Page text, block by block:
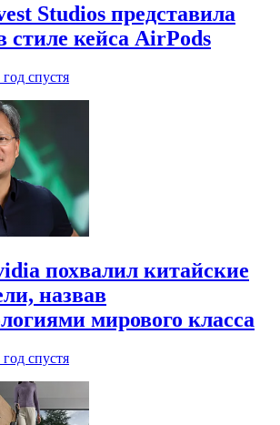
Studios представила
стиле кейса AirPods
год спустя
похвалил китайские
назвав
мирового класса
год спустя